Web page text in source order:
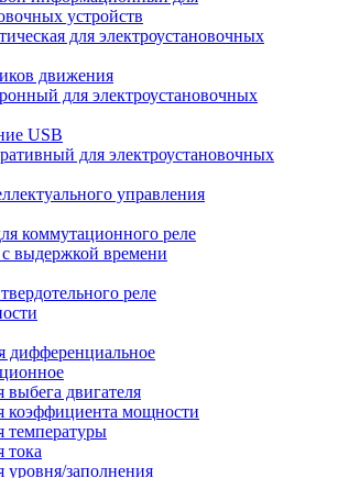
устройств
для электроустановочных
движения
для электроустановочных
USB
для электроустановочных
управления
коммутационного реле
с выдержкой времени
реле
дифференциальное
выбега двигателя
коэффициента мощности
температуры
тока
уровня/заполнения